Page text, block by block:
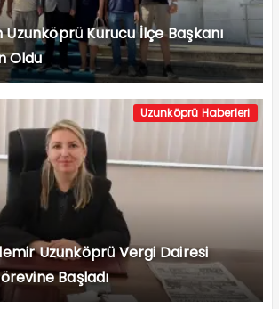
Uzunköprü Kurucu İlçe Başkanı
Oldu
Uzunköprü Haberleri
Uzunköprü Vergi Dairesi
Başladı